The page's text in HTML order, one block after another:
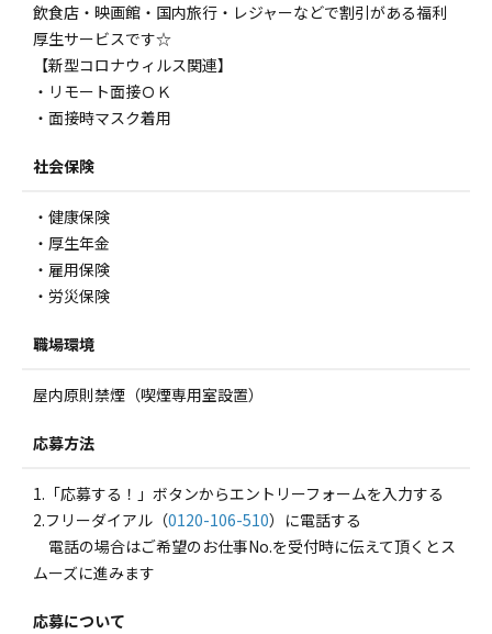
飲食店・映画館・国内旅行・レジャーなどで割引がある福利
厚生サービスです☆
【新型コロナウィルス関連】
・リモート面接ＯＫ
・面接時マスク着用
社会保険
・健康保険
・厚生年金
・雇用保険
・労災保険
職場環境
屋内原則禁煙（喫煙専用室設置）
応募方法
1.「応募する！」ボタンからエントリーフォームを入力する
2.フリーダイアル（0120-106-510）に電話する
電話の場合はご希望のお仕事No.を受付時に伝えて頂くとス
ムーズに進みます
応募について